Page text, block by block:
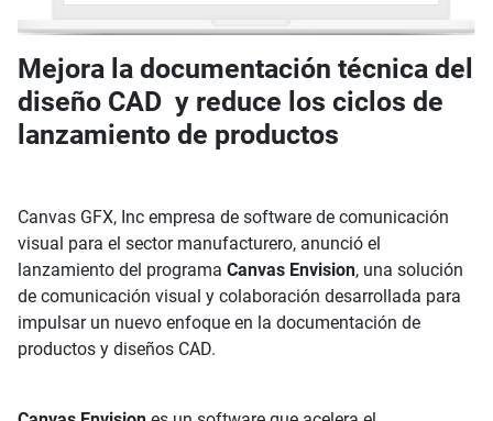
Mejora la documentación técnica del
diseño CAD y reduce los ciclos de
lanzamiento de productos
Canvas GFX, Inc empresa de software de comunicación
visual para el sector manufacturero, anunció el
lanzamiento del programa Canvas Envision, una solución
de comunicación visual y colaboración desarrollada para
impulsar un nuevo enfoque en la documentación de
productos y diseños CAD.